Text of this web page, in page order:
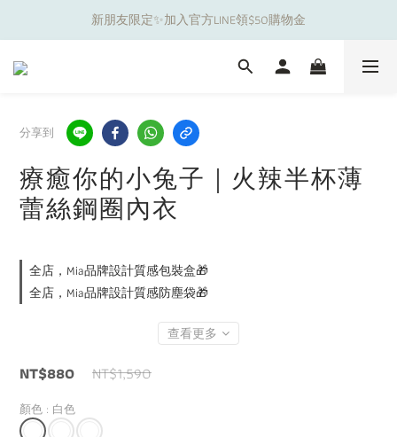
夏日舒適無痕｜3件$1199自由配專區
新朋友限定✨加入官方LINE領$50購物金
夏日舒適無痕｜3件$1199自由配專區
分享到
療癒你的小兔子｜火辣半杯薄
蕾絲鋼圈內衣
全店，Mia品牌設計質感包裝盒🎁
全店，Mia品牌設計質感防塵袋🎁
查看更多
NT$1,590
NT$880
顏色 : 白色